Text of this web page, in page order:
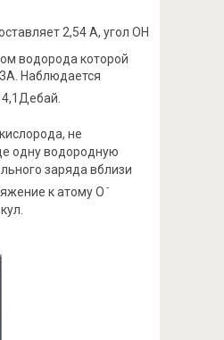
2,54 А, угол ОН
водорода которой
Наблюдается
не
одну водородную
заряда вблизи
к атому О -